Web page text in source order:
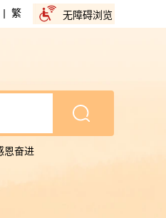
| 繁 无障碍浏览
恩奋进